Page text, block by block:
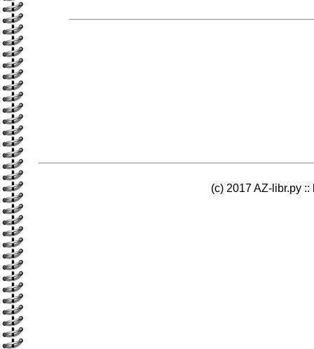
(c) 2017 AZ-libr.ру ::